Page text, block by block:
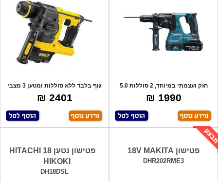
חזק ועצמתי במיוחד, 2 סוללות 5.0
אמפר, לל
1990 ₪
גוף בלבד ללא סוללות ומטען 3 מצבי
עבודה
2401 ₪
פטישון 18V MAKITA
DHR202RME3
פטישון נטען 18 HITACHI
HIKOKI
DH18DSL